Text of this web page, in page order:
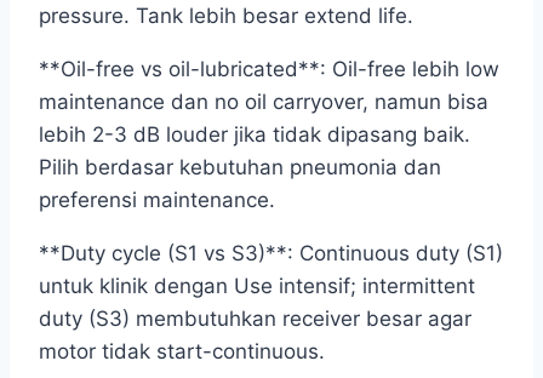
pressure. Tank lebih besar extend life.
**Oil-free vs oil-lubricated**: Oil-free lebih low
maintenance dan no oil carryover, namun bisa
lebih 2-3 dB louder jika tidak dipasang baik.
Pilih berdasar kebutuhan pneumonia dan
preferensi maintenance.
**Duty cycle (S1 vs S3)**: Continuous duty (S1)
untuk klinik dengan Use intensif; intermittent
duty (S3) membutuhkan receiver besar agar
motor tidak start-continuous.